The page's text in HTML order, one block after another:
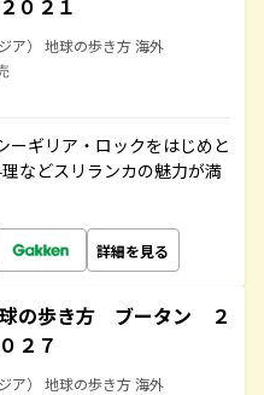
０２１
ア） 地球の歩き方 海外
ーギリア・ロックをはじめと
などスリランカの魅力が満
詳細を見る
の歩き方 ブータン ２
２７
ア） 地球の歩き方 海外